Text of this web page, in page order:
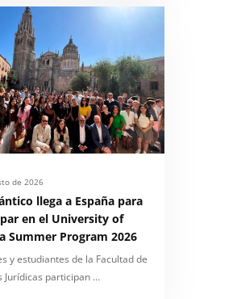
de 2026
llega a España para
en el University of
Summer Program 2026
y estudiantes de la Facultad de
Jurídicas participan …